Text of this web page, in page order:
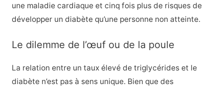
une maladie cardiaque et cinq fois plus de risques de
développer un diabète qu’une personne non atteinte.
Le dilemme de l’œuf ou de la poule
La relation entre un taux élevé de triglycérides et le
diabète n’est pas à sens unique. Bien que des